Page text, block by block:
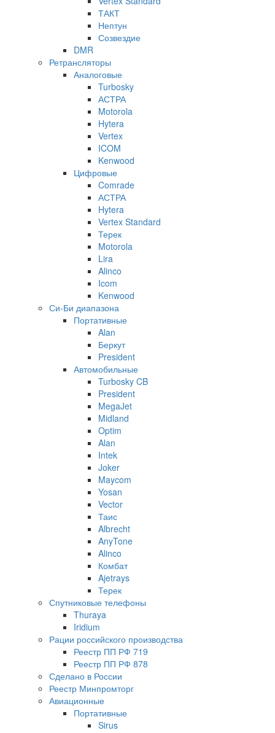
ТАКТ
Нептун
Созвездие
DMR
Ретрансляторы
Аналоговые
Turbosky
АСТРА
Motorola
Hytera
Vertex
ICOM
Kenwood
Цифровые
Comrade
АСТРА
Hytera
Vertex Standard
Терек
Motorola
Lira
Alinco
Icom
Kenwood
Си-Би диапазона
Портативные
Alan
Беркут
President
Автомобильные
Turbosky CB
President
MegaJet
Midland
Optim
Alan
Intek
Joker
Maycom
Yosan
Vector
Таис
Albrecht
AnyTone
Alinco
Комбат
Ajetrays
Терек
Спутниковые телефоны
Thuraya
Iridium
Рации российского производства
Реестр ПП РФ 719
Реестр ПП РФ 878
Сделано в России
Реестр Минпромторг
Авиационные
Портативные
Sirus